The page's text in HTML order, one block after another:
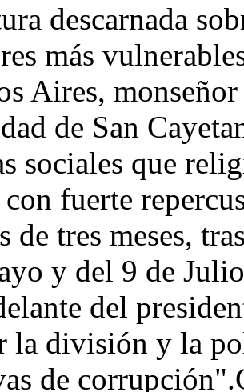
descarnada
más
Aires,
de San
sociales que
fuerte
de tres meses,
y del 9 de
del
la división y la
de